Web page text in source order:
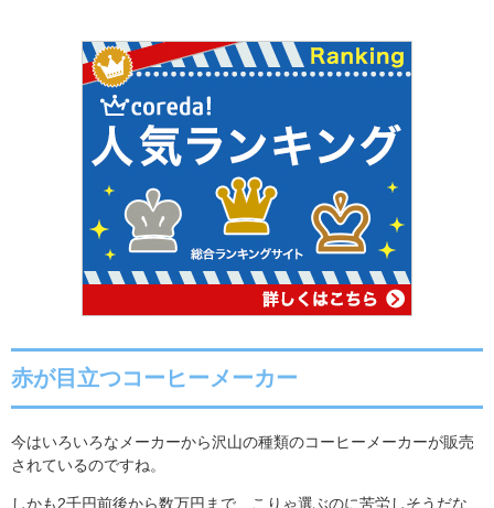
赤が目立つコーヒーメーカー
今はいろいろなメーカーから沢山の種類のコーヒーメーカーが販売
されているのですね。
しかも 2千円前後から数万円まで
こりゃ選ぶのに苦労しそうだな、